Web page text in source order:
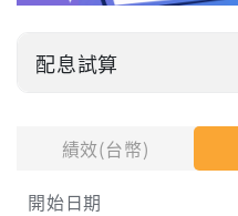
績效(台幣)
開始日期
配息試算
試算區間